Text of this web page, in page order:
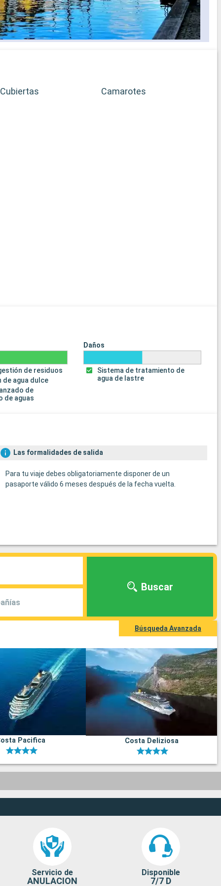
Cubiertas Camarotes
de residuos
de agua dulce
de
de aguas
Daños
Sistema de tratamiento de
agua de lastre
Las formalidades de salida
Para tu viaje debes obligatoriamente disponer de un
pasaporte válido 6 meses después de la fecha vuelta.
Buscar
Búsqueda Avanzada
Pacifica Costa Deliziosa
Servicio de
ANULACION
Disponible
7/7 D